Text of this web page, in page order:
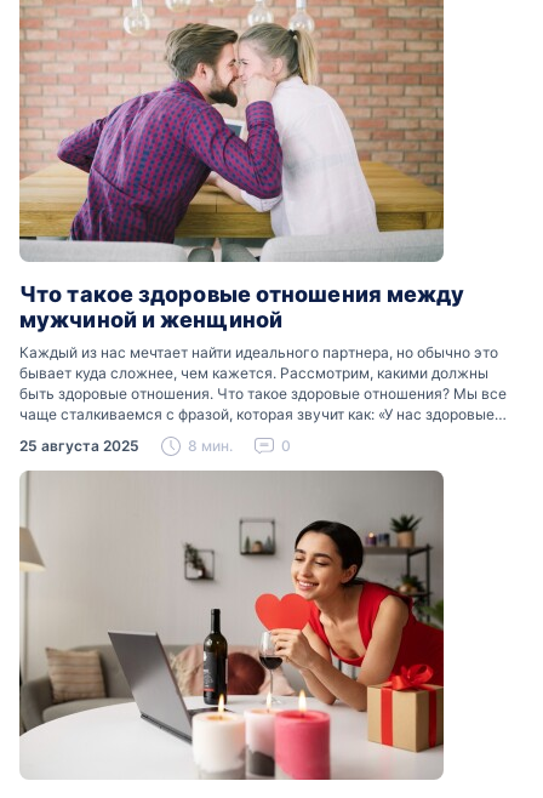
Что такое здоровые отношения между
мужчиной и женщиной
Каждый из нас мечтает найти идеального партнера, но обычно это
бывает куда сложнее, чем кажется. Рассмотрим, какими должны
быть здоровые отношения. Что такое здоровые отношения? Мы все
чаще сталкиваемся с фразой, которая звучит как: «У нас здоровые
отношения». Что именно подразумевается…
25 августа 2025 8 мин. 0